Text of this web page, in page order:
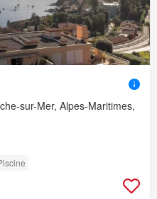
sur-Mer, Alpes-Maritimes,